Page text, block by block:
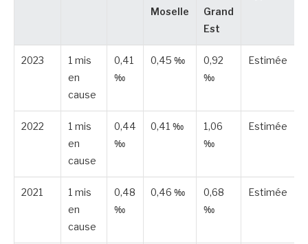
Moselle
Grand
Est
2023
1 mis
en
cause
0,41
‰
0,45 ‰
0,92
‰
Estimée
2022
1 mis
en
cause
0,44
‰
0,41 ‰
1,06
‰
Estimée
2021
1 mis
en
cause
0,48
‰
0,46 ‰
0,68
‰
Estimée